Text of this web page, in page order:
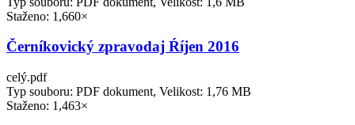
Staženo: 1,660×
Černíkovický zpravodaj Ŕíjen 2016
celý.pdf
Typ souboru: PDF dokument, Velikost: 1,76 MB
Staženo: 1,463×